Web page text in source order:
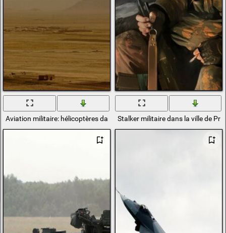
Aviation militaire: hélicoptères dans le cielStalker militaire dans la ville de